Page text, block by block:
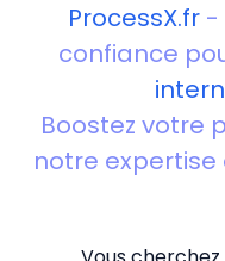
ProcessX.fr -
confiance
Boostez votre
notre expertise